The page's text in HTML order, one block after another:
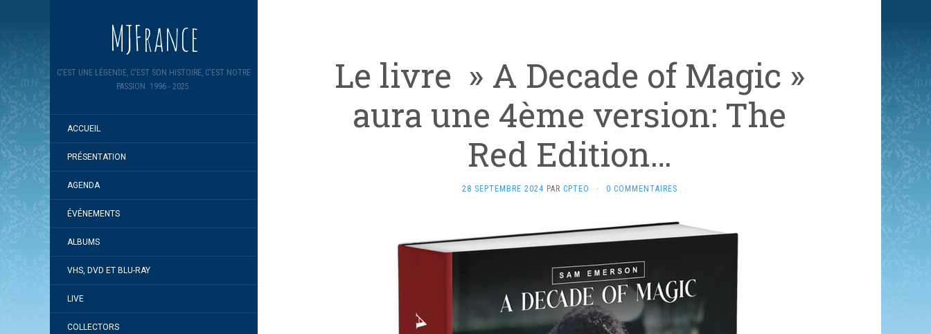
MJFrance
C'EST UNE LÉGENDE, C'EST SON HISTOIRE, C'EST NOTRE
PASSION. 1996 - 2025.
ACCUEIL
PRÉSENTATION
AGENDA
ÉVÉNEMENTS
ALBUMS
VHS, DVD ET BLU-RAY
LIVE
COLLECTORS
Le livre » A Decade of Magic »
aura une 4ème version: The
Red Edition…
28 SEPTEMBRE 2024 PAR CPTEO · 0 COMMENTAIRES